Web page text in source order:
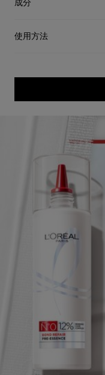
成分
使用方法